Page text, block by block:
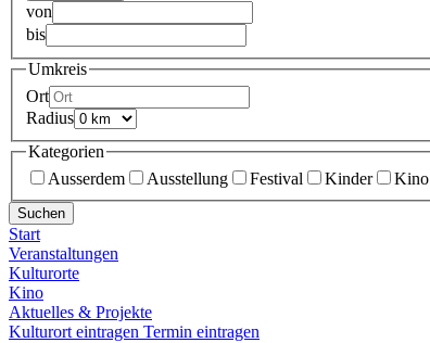
von
bis
Umkreis
Ort
Radius
Kategorien
Ausserdem
Ausstellung Festival Kinder Kino
Suchen
Start
Veranstaltungen
Kulturorte
Kino
Aktuelles & Projekte
Kulturort eintragen Termin eintragen